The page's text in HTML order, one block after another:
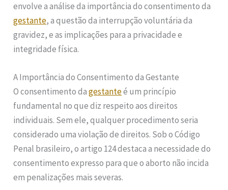
envolve a análise da importância do consentimento da
gestante, a questão da interrupção voluntária da
gravidez, e as implicações para a privacidade e
integridade física.
A Importância do Consentimento da Gestante
O consentimento dagestanteé um princípio
fundamental no que diz respeito aos direitos
individuais. Sem ele, qualquer procedimento seria
considerado uma violação de direitos. Sob o Código
Penal brasileiro, o artigo 124 destaca a necessidade do
consentimento expresso para que o aborto não incida
em penalizações mais severas.